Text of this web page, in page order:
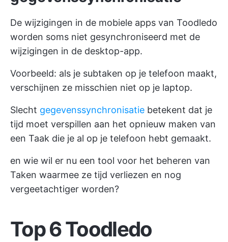
De wijzigingen in de mobiele apps van Toodledo
worden soms niet gesynchroniseerd met de
wijzigingen in de desktop-app.
Voorbeeld: als je subtaken op je telefoon maakt,
verschijnen ze misschien niet op je laptop.
Slecht gegevenssynchronisatie betekent dat je
tijd moet verspillen aan het opnieuw maken van
een Taak die je al op je telefoon hebt gemaakt.
en wie wil er nu een tool voor het beheren van
Taken waarmee ze tijd verliezen en nog
vergeetachtiger worden?
Top 6 Toodledo